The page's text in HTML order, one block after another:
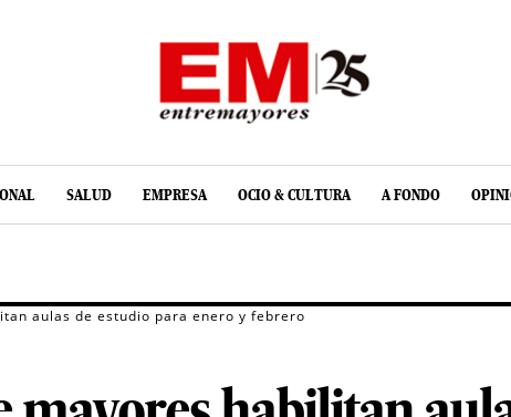
SALUD EMPRESA OCIO & CULTURA A FONDO
aulas de estudio para enero y febrero